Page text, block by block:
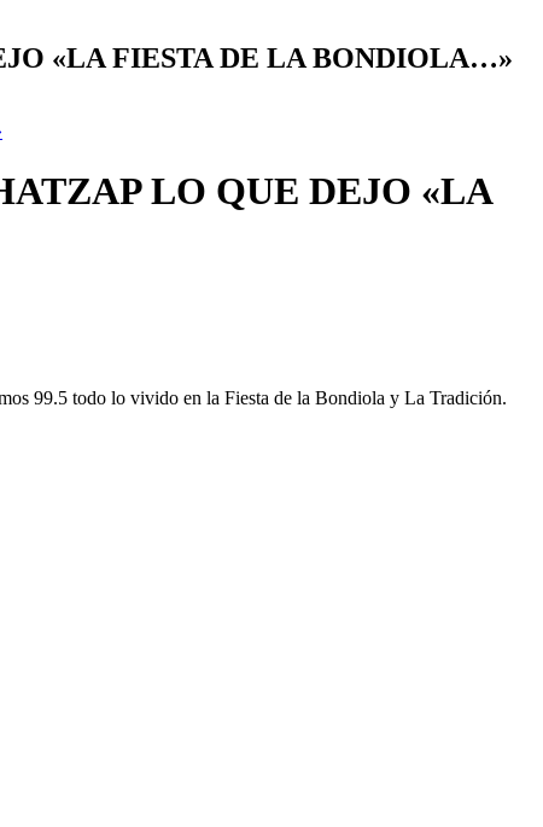
«LA FIESTA DE LA BONDIOLA…»
LO QUE DEJO «LA
99.5 todo lo vivido en la Fiesta de la Bondiola y La Tradición.